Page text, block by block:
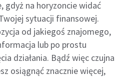
gdyż na horyzoncie widać
sytuacji finansowej.
od jakiegoś znajomego,
lub po prostu
działania. Bądź więc czujna
osiągnąć znacznie więcej,